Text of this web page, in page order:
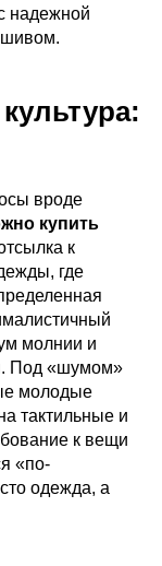
надежной
вроде
купить
к
где
молнии и
Под «шумом»
молодые
тактильные и
к вещи
«по-
одежда, а